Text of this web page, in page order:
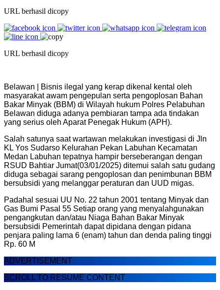
URL berhasil dicopy
URL berhasil dicopy
Belawan | Bisnis ilegal yang kerap dikenal kental oleh
masyarakat awam pengepulan serta pengoplosan Bahan
Bakar Minyak (BBM) di Wilayah hukum Polres Pelabuhan
Belawan diduga adanya pembiaran tampa ada tindakan
yang serius oleh Aparat Penegak Hukum (APH).
Salah satunya saat wartawan melakukan investigasi di Jln
KL Yos Sudarso Kelurahan Pekan Labuhan Kecamatan
Medan Labuhan tepatnya hampir berseberangan dengan
RSUD Bahtiar Jumat(03/01/2025) ditemui salah satu gudang
diduga sebagai sarang pengoplosan dan penimbunan BBM
bersubsidi yang melanggar peraturan dan UUD migas.
Padahal sesuai UU No. 22 tahun 2001 tentang Minyak dan
Gas Bumi Pasal 55 Setiap orang yang menyalahgunakan
pengangkutan dan/atau Niaga Bahan Bakar Minyak
bersubsidi Pemerintah dapat dipidana dengan pidana
penjara paling lama 6 (enam) tahun dan denda paling tinggi
Rp. 60 M
ADVERTISEMENT
SCROLL TO RESUME CONTENT